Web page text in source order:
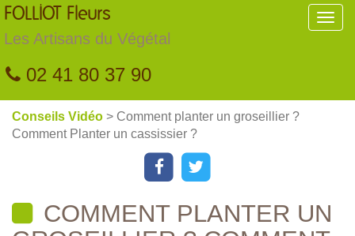
FOLLIOT Fleurs
Les Artisans du Végétal
02 41 80 37 90
Conseils Vidéo > Comment planter un groseillier ?
Comment Planter un cassissier ?
COMMENT PLANTER UN